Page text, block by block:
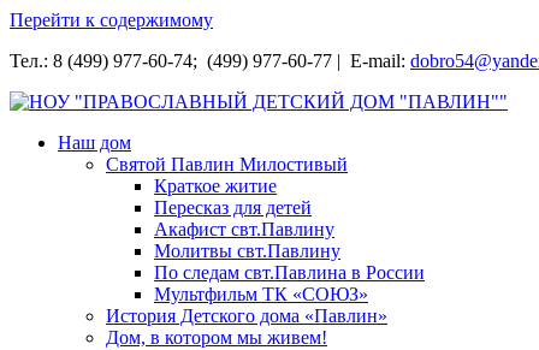
Перейти к содержимому
Тел.: 8 (499) 977-60-74; (499) 977-60-77 | E-mail:
НОУ "ПРАВОСЛАВНЫЙ ДЕТСКИЙ ДОМ "ПАВЛИН""
Наш дом
Святой Павлин Милостивый
Краткое житие
Пересказ для детей
Акафист свт.Павлину
Молитвы свт.Павлину
По следам свт.Павлина в России
Мультфильм ТК «СОЮЗ»
История Детского дома «Павлин»
Дом, в котором мы живем!